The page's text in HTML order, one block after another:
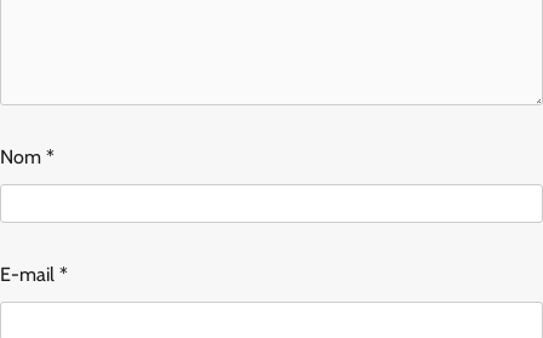
Nom *
E-mail *